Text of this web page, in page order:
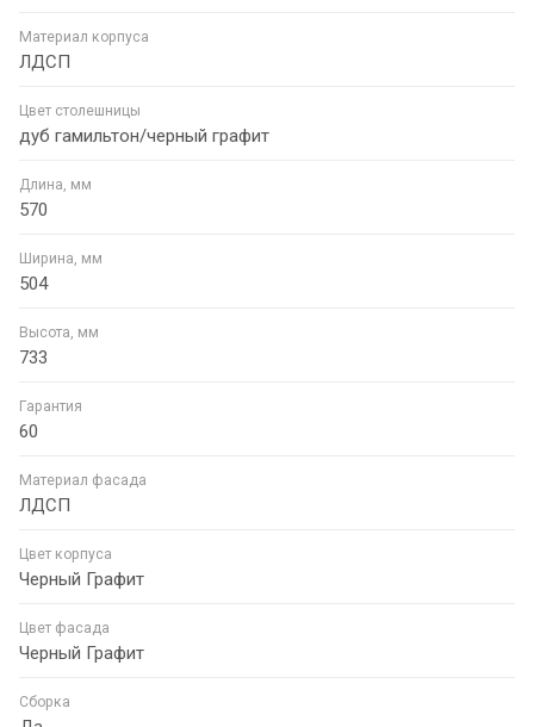
Материал корпуса
ЛДСП
Цвет столешницы
дуб гамильтон/черный графит
Длина, мм
570
Ширина, мм
504
Высота, мм
733
Гарантия
60
Материал фасада
ЛДСП
Цвет корпуса
Черный Графит
Цвет фасада
Черный Графит
Сборка